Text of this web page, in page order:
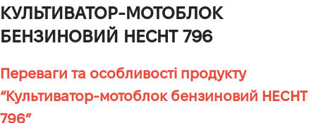
КУЛЬТИВАТОР-МОТОБЛОК
БЕНЗИНОВИЙ HECHT 796
Переваги та особливості продукту
“Культиватор-мотоблок бензиновий HECHT
796”